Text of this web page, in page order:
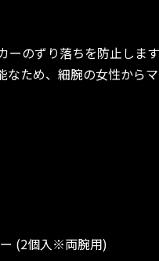
のずり落ちを防止します
ため、細腕の女性から
(2個入※両腕用)